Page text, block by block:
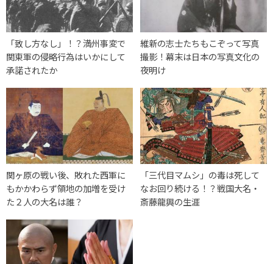
「致し方なし」！？満州事変で
関東軍の侵略行為はいかにして
承諾されたか
維新の志士たちもこぞって写真
撮影！幕末は日本の写真文化の
夜明け
関ヶ原の戦い後、敗れた西軍に
もかかわらず領地の加増を受け
た２人の大名は誰？
「三代目マムシ」の毒は死して
なお回り続ける！？戦国大名・
斎藤龍興の生涯